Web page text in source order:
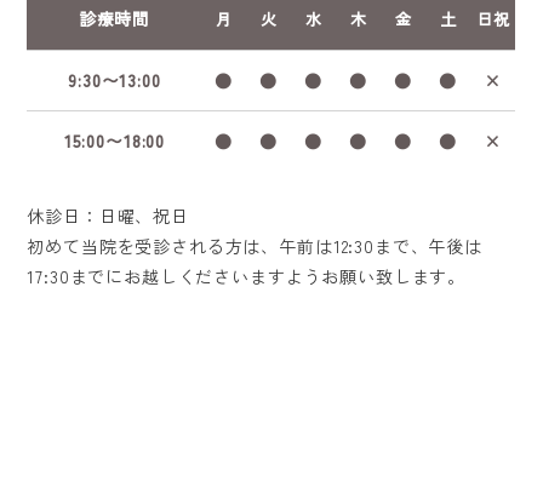
診療時間 月 火 水 木 金 土 日祝
9:30〜13:00 ● ● ● ● ● ● ×
15:00〜18:00 ● ● ● ● ● ● ×
休診日：日曜、祝日
初めて当院を受診される方は、午前は12:30まで、午後は
17:30までにお越しくださいますようお願い致します。